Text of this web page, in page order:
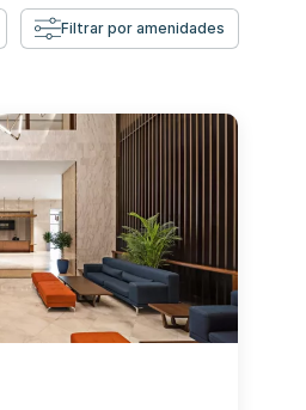
Filtrar por amenidades